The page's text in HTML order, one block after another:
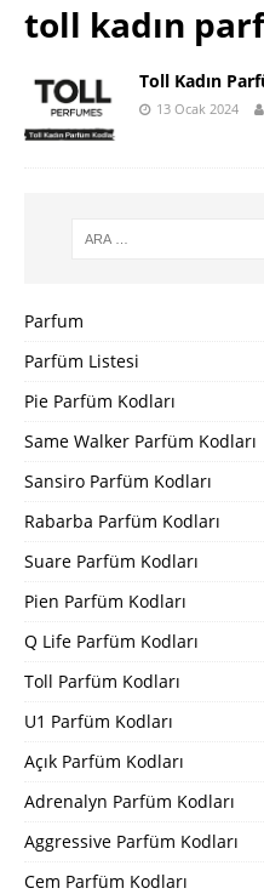
toll kadın
Toll Kadın
13 Ocak 2024
Parfum
Parfüm Listesi
Pie Parfüm Kodları
Same Walker Parfüm Kodları
Sansiro Parfüm Kodları
Rabarba Parfüm Kodları
Suare Parfüm Kodları
Pien Parfüm Kodları
Q Life Parfüm Kodları
Toll Parfüm Kodları
U1 Parfüm Kodları
Açık Parfüm Kodları
Adrenalyn Parfüm Kodları
Aggressive Parfüm Kodları
Cem Parfüm Kodları